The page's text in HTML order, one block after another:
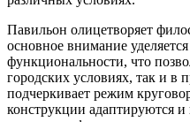
Павильон олицетворяет
основное внимание
функциональности, что
городских условиях, так и в
подчеркивает режим
конструкции адаптируются и